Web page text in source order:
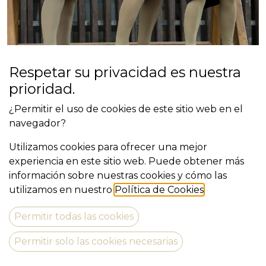
A LA FRESCA
Compañía: Anna Confetti
Estreno:
Teaser:
Respetar su privacidad es nuestra
prioridad.
¿Permitir el uso de cookies de este sitio web en el
navegador?
Utilizamos cookies para ofrecer una mejor
experiencia en este sitio web. Puede obtener más
información sobre nuestras cookies y cómo las
utilizamos en nuestro Política de Cookies
Permitir todas las cookies
Permitir solo las cookies necesarias